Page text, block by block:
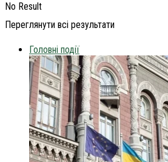
No Result
Переглянути всі результати
Головні події